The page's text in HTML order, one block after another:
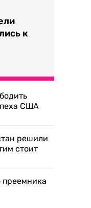
к
США
решили
стоит
преемника